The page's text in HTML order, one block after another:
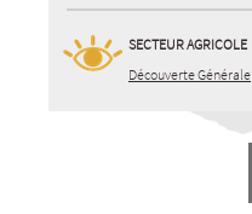
SECTEUR AGRICOLE
Découverte Générale